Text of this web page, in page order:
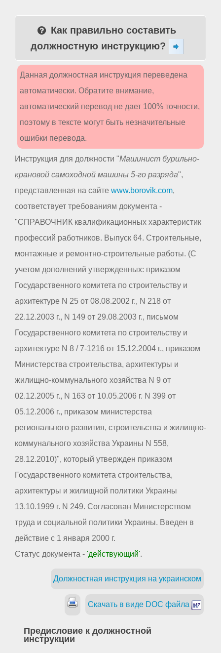
Как правильно составить
должностную инструкцию?
Данная должностная инструкция переведена
автоматически. Обратите внимание,
автоматический перевод не дает 100% точности,
поэтому в тексте могут быть незначительные
ошибки перевода.
Инструкция для должности "Машинист бурильно-
крановой самоходной машины 5-го разряда",
представленная на сайте www.borovik.com,
соответствует требованиям документа -
"СПРАВОЧНИК квалификационных характеристик
профессий работников. Выпуск 64. Строительные,
монтажные и ремонтно-строительные работы. (С
учетом дополнений утвержденных: приказом
Государственного комитета по строительству и
архитектуре N 25 от 08.08.2002 г., N 218 от
22.12.2003 г., N 149 от 29.08.2003 г., письмом
Государственного комитета по строительству и
архитектуре N 8 / 7-1216 от 15.12.2004 г., приказом
Министерства строительства, архитектуры и
жилищно-коммунального хозяйства N 9 от
02.12.2005 г., N 163 от 10.05.2006 г. N 399 от
05.12.2006 г., приказом министерства
регионального развития, строительства и жилищно-
коммунального хозяйства Украины N 558,
28.12.2010)", который утвержден приказом
Государственного комитета строительства,
архитектуры и жилищной политики Украины
13.10.1999 г. N 249. Согласован Министерством
труда и социальной политики Украины. Введен в
действие с 1 января 2000 г.
Статус документа - 'действующий'.
Должностная инструкция на украинском
Скачать в виде DOC файла
Предисловие к должностной
инструкции